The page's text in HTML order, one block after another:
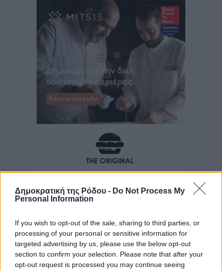
Δημοκρατική της Ρόδου - Do Not Process My
Personal Information
If you wish to opt-out of the sale, sharing to third parties, or
processing of your personal or sensitive information for
targeted advertising by us, please use the below opt-out
section to confirm your selection. Please note that after your
opt-out request is processed you may continue seeing